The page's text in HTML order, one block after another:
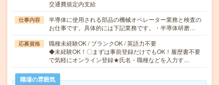
交通費規定内支給
仕事内容
半導体に使用される部品の機械オペレーター業務と検査の
お仕事です。具体的には下記業務です。・半導体研磨…
応募資格
職種未経験OK / ブランクOK / 英語力不要
◆未経験OK！〇まずは事前登録だけでもOK！履歴書不要
で気軽にオンライン登録★氏名・職種などを入力す…
職場の雰囲気